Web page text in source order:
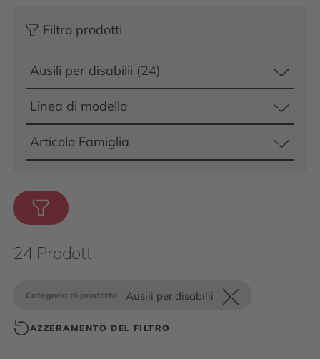
Filtro prodotti
Ausili per disabilii (24)
Linea di modello
Articolo Famiglia
24 Prodotti
Categoria di prodotto Ausili per disabilii
AZZERAMENTO DEL FILTRO